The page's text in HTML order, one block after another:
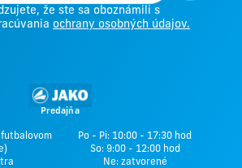
že ste sa oboznámili s
ochrany osobných údajov.
Predajňa
Po - Pi: 10:00 - 17:30 hod
So: 9:00 - 12:00 hod
Ne: zatvorené